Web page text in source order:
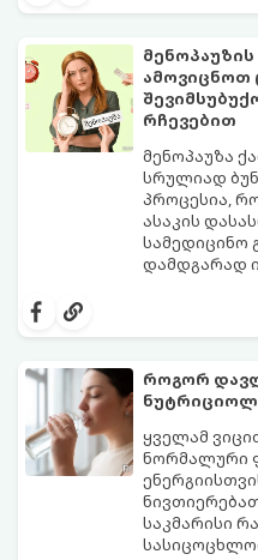
ამოვიცნოთ
რჩევებით
მენოპაუზა
სრულიად
პროცესია,
ასაკის
სამედიცინო
დამდგარად
საშუალოდ
და
გაგრძელდეს).
იმისათვის,
გარეშე
იცოდეთ, რა
და როგორ
მეან-
როგორ
ყველამ
ნორმალური
საკმარისი